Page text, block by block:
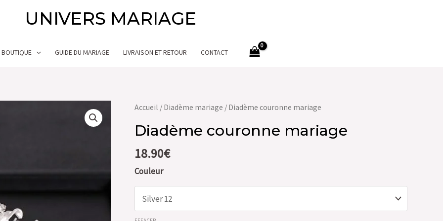
UNIVERS MARIAGE
BOUTIQUE GUIDE DU MARIAGE LIVRAISON ET RETOUR CONTACT
Accueil / Diadème mariage / Diadème couronne mariage
Diadème couronne mariage
18.90€
Couleur
quantité
Diadème
couronne
mariage